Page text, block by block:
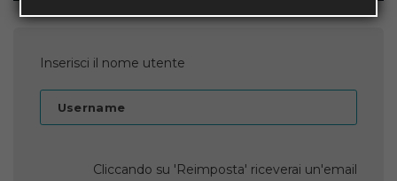
Inserisci il nome utente
Username
Cliccando su 'Reimposta' riceverai un'email